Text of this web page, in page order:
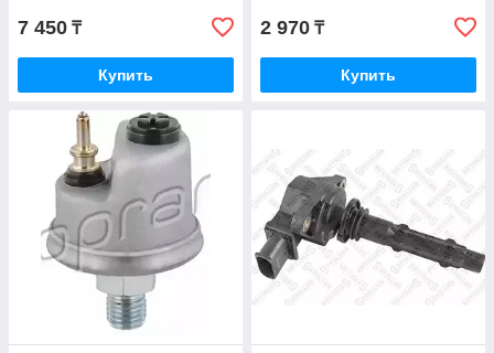
7 450 ₸
Купить
2 970 ₸
Купить